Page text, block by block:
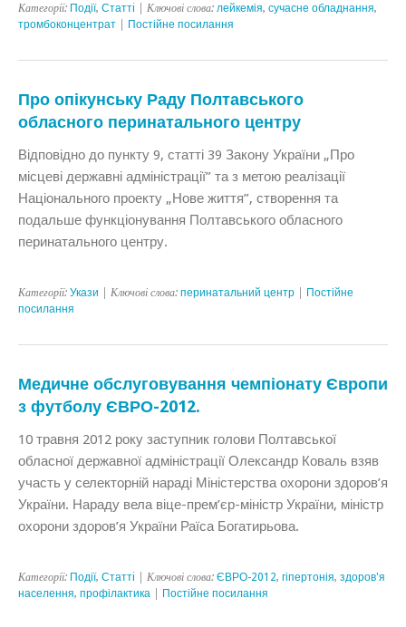
Категорії: Події, Статтi | Ключові слова: лейкемія, сучасне обладнання,
тромбоконцентрат
Постійне посилання
Про опікунську Раду Полтавського
обласного перинатального центру
Відповідно до пункту 9, статті 39 Закону України „Про
місцеві державні адміністрації” та з метою реалізації
Національного проекту „Нове життя”, створення та
подальше функціонування Полтавського обласного
перинатального центру.
Категорії: Укази | Ключові слова: перинатальний центр
Постійне
посилання
Медичне обслуговування чемпіонату Європи
з футболу ЄВРО-2012.
10 травня 2012 року заступник голови Полтавської
обласної державної адміністрації Олександр Коваль взяв
участь у селекторній нараді Міністерства охорони здоров’я
України. Нараду вела віце-прем’єр-міністр України, міністр
охорони здоров’я України Раїса Богатирьова.
Категорії: Події, Статтi | Ключові слова: ЄВРО-2012, гіпертонія, здоров'я
населення, профілактика Постійне посилання